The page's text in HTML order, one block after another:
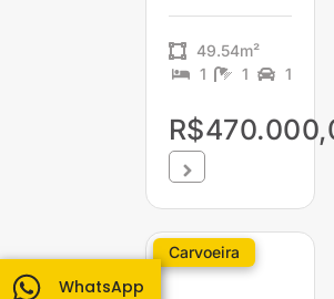
49.54m²
1
1 1
Carvoeira
WhatsApp